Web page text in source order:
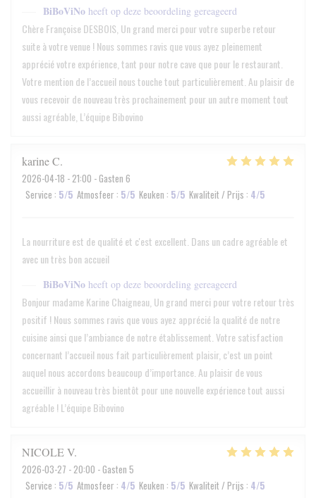
BiBoViNo heeft op deze beoordeling gereageerd
Chère Françoise DESBOIS, Un grand merci pour votre superbe retour
suite à votre venue ! Nous sommes ravis que vous ayez pleinement
apprécié votre expérience, tant pour notre cave que pour le restaurant.
Votre mention de l’accueil nous touche tout particulièrement. Au plaisir de
vous recevoir de nouveau très prochainement pour un autre moment tout
aussi agréable, L’équipe Bibovino
karineC
2026-04-18 - 21:00 - Gasten 6
Service : 5/5 Atmosfeer : 5/5 Keuken : 5/5 Kwaliteit / Prijs : 4/5
La nourriture est de qualité et c'est excellent. Dans un cadre agréable et
avec un très bon accueil
BiBoViNo heeft op deze beoordeling gereageerd
Bonjour madame Karine Chaigneau, Un grand merci pour votre retour très
positif ! Nous sommes ravis que vous ayez apprécié la qualité de notre
cuisine ainsi que l’ambiance de notre établissement. Votre satisfaction
concernant l’accueil nous fait particulièrement plaisir, c’est un point
auquel nous accordons beaucoup d’importance. Au plaisir de vous
accueillir à nouveau très bientôt pour une nouvelle expérience tout aussi
agréable ! L’équipe Bibovino
NICOLEV
2026-03-27 - 20:00 - Gasten 5
Service : 5/5 Atmosfeer : 4/5 Keuken : 5/5 Kwaliteit / Prijs : 4/5